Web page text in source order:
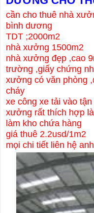
cần cho thuê nhà
bình dương
TDT ;2000m2
nhà xưởng 1500m2
nhà xưởng đẹp ,cao
trường ,giấy chứng
xưởng có văn phòng
cháy
xe công xe tải vào
xưởng rất thích hợp
làm kho chứa hàng
giá thuê 2.2usd/1m2
mọi chi tiết liên hệ